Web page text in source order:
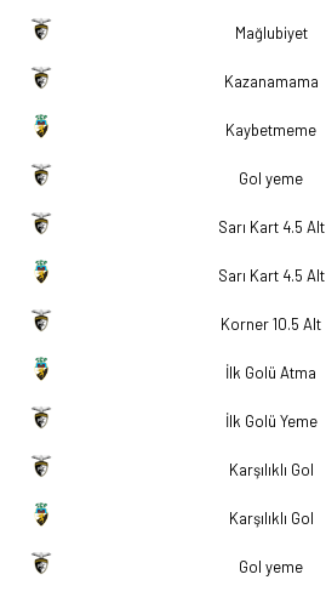
Mağlubiyet
Kazanamama
Kaybetmeme
Gol yeme
Sarı Kart 4.5 Alt
Sarı Kart 4.5 Alt
Korner 10.5 Alt
İlk Golü Atma
İlk Golü Yeme
Karşılıklı Gol
Karşılıklı Gol
Gol yeme